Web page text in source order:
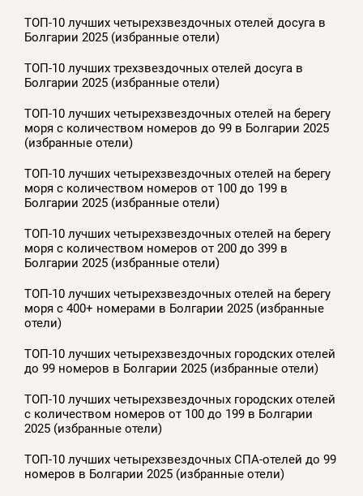
ТОП-10 лучших четырехзвездочных отелей досуга в
Болгарии 2025 (избранные отели)
ТОП-10 лучших трехзвездочных отелей досуга в
Болгарии 2025 (избранные отели)
ТОП-10 лучших четырехзвездочных отелей на берегу
моря с количеством номеров до 99 в Болгарии 2025
(избранные отели)
ТОП-10 лучших четырехзвездочных отелей на берегу
моря с количеством номеров от 100 до 199 в
Болгарии 2025 (избранные отели)
ТОП-10 лучших четырехзвездочных отелей на берегу
моря с количеством номеров от 200 до 399 в
Болгарии 2025 (избранные отели)
ТОП-10 лучших четырехзвездочных отелей на берегу
моря с 400+ номерами в Болгарии 2025 (избранные
отели)
ТОП-10 лучших четырехзвездочных городских отелей
до 99 номеров в Болгарии 2025 (избранные отели)
ТОП-10 лучших четырехзвездочных городских отелей
с количеством номеров от 100 до 199 в Болгарии
2025 (избранные отели)
ТОП-10 лучших четырехзвездочных СПА-отелей до 99
номеров в Болгарии 2025 (избранные отели)